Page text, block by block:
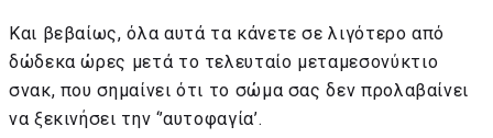
Και βεβαίως, όλα αυτά τα κάνετε σε λιγότερο από
δώδεκα ώρες μετά το τελευταίο μεταμεσονύκτιο
σνακ, που σημαίνει ότι το σώμα σας δεν προλαβαίνει
να ξεκινήσει την ‘’αυτοφαγία’.